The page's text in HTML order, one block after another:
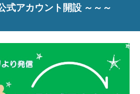
式アカウント開設 ～～～